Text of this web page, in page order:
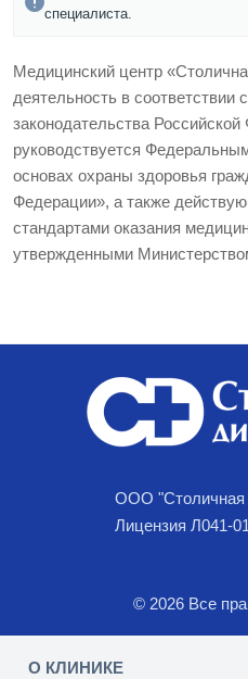
специалиста.
Медицинский центр
деятельность в соответствии
законодательства
руководствуется
основах охраны здоровья
Федерации», а также
стандартами оказания
утвержденными
ООО "Столичная
Лицензия Л041-
© 2026 Все
О КЛИНИКЕ